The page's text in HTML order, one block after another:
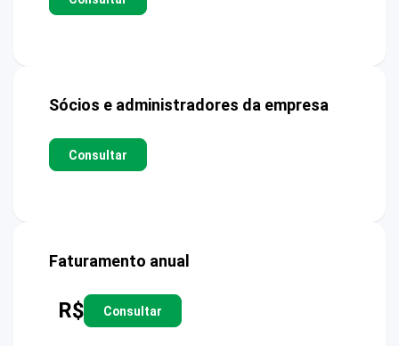
Sócios e administradores da empresa
Consultar
Faturamento anual
R$ Consultar